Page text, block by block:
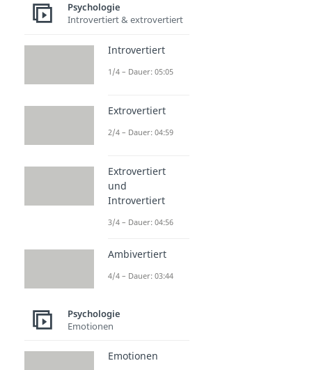
Psychologie
Introvertiert & extrovertiert
Introvertiert
1/4 – Dauer: 05:05
Extrovertiert
2/4 – Dauer: 04:59
Extrovertiert
und
Introvertiert
3/4 – Dauer: 04:56
Ambivertiert
4/4 – Dauer: 03:44
Psychologie
Emotionen
Emotionen